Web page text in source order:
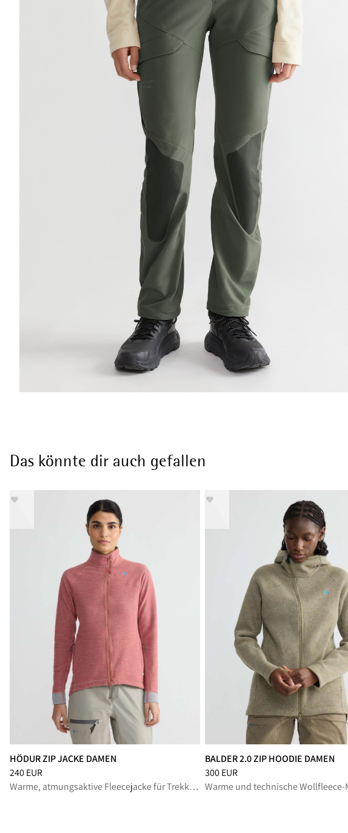
Das könnte dir auch gefallen
HÖDUR ZIP JACKE DAMEN
Preis: 240 EUR, reduziert von 240 EUR
240 EUR
Warme, atmungsaktive Fleecejacke für Trekking und Wandern das ganze Jahr über
BALDER 2.0 ZIP HOODIE DAMEN
Preis:300 EUR, reduziert von 300 EUR
300 EUR